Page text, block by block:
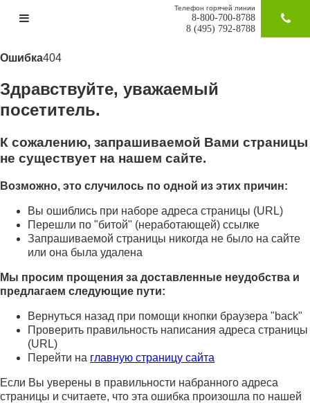
Телефон горячей линии
8-800-700-8788
8 (495) 792-8788
Ошибка404
Здравствуйте, уважаемый
посетитель.
К сожалению, запрашиваемой Вами страницы
не существует на нашем сайте.
Возможно, это случилось по одной из этих причин:
Вы ошиблись при наборе адреса страницы (URL)
Перешли по "битой" (неработающей) ссылке
Запрашиваемой страницы никогда не было на сайте
или она была удалена
Мы просим прощения за доставленные неудобства и
предлагаем следующие пути:
Вернуться назад при помощи кнопки браузера "back"
Проверить правильность написания адреса страницы
(URL)
Перейти на главную страницу сайта
Если Вы уверены в правильности набранного адреса
страницы и считаете, что эта ошибка произошла по нашей